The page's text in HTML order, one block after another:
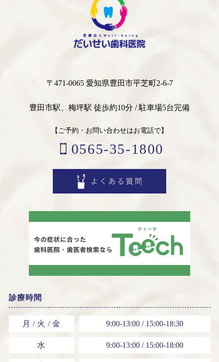
〒471-0065 愛知県豊田市平芝町2-6-7
豊田市駅、梅坪駅 徒歩約10分 / 駐車場5台完備
【ご予約・お問い合わせはお電話で】
0565-35-1800
診療時間
月 / 火 / 金 9:00-13:00 / 15:00-18:30
水 9:00-13:00 / 15:00-18:00